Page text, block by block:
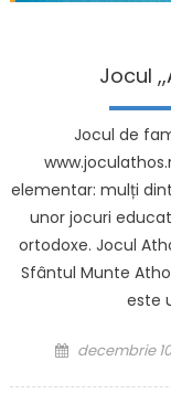
Jocul
Jocul de
elementar: mulți
unor jocuri
ortodoxe. Jocul
Sfântul Munte
este
Posted on
decembrie